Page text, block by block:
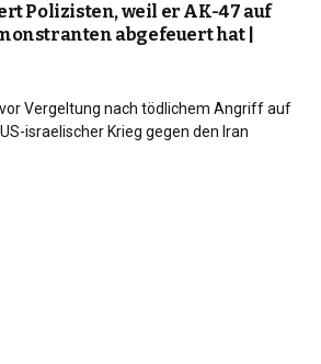
Polizisten, weil er AK-47 auf
abgefeuert hat |